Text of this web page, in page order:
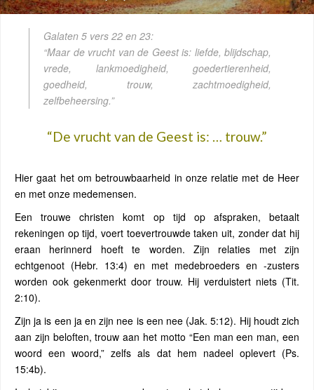
Galaten 5 vers 22 en 23:
“Maar de vrucht van de Geest is: liefde, blijdschap,
vrede, lankmoedigheid, goedertierenheid,
goedheid, trouw, zachtmoedigheid,
zelfbeheersing.”
“De vrucht van de Geest is: … trouw.”
Hier gaat het om betrouwbaarheid in onze relatie met de Heer
en met onze medemensen.
Een trouwe christen komt op tijd op afspraken, betaalt
rekeningen op tijd, voert toevertrouwde taken uit, zonder dat hij
eraan herinnerd hoeft te worden. Zijn relaties met zijn
echtgenoot (Hebr. 13:4) en met medebroeders en -zusters
worden ook gekenmerkt door trouw. Hij verduistert niets (Tit.
2:10).
Zijn ja is een ja en zijn nee is een nee (Jak. 5:12). Hij houdt zich
aan zijn beloften, trouw aan het motto “Een man een man, een
woord een woord,” zelfs als dat hem nadeel oplevert (Ps.
15:4b).